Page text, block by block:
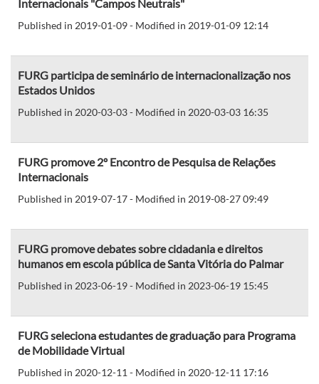
Internacionais "Campos Neutrais"
Published in 2019-01-09 - Modified in 2019-01-09 12:14
FURG participa de seminário de internacionalização nos
Estados Unidos
Published in 2020-03-03 - Modified in 2020-03-03 16:35
FURG promove 2º Encontro de Pesquisa de Relações
Internacionais
Published in 2019-07-17 - Modified in 2019-08-27 09:49
FURG promove debates sobre cidadania e direitos
humanos em escola pública de Santa Vitória do Palmar
Published in 2023-06-19 - Modified in 2023-06-19 15:45
FURG seleciona estudantes de graduação para Programa
de Mobilidade Virtual
Published in 2020-12-11 - Modified in 2020-12-11 17:16